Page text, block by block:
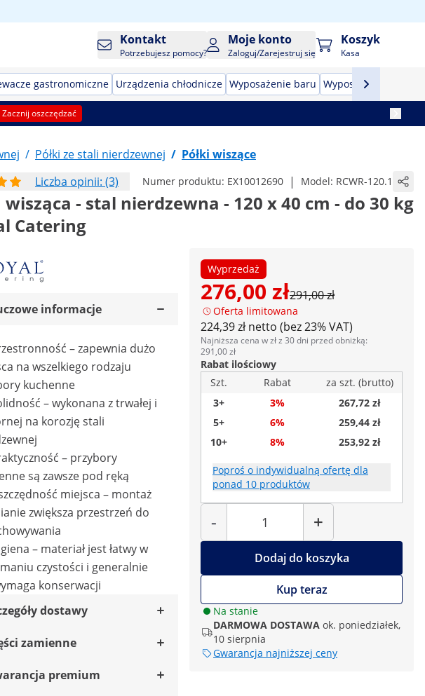
Kontakt
Potrzebujesz pomocy?
Moje konto
Zaloguj/Zarejestruj się
Koszyk
Kasa
gastronomiczne Urządzenia chłodnicze Wyposażenie baru Wyposażenie
Zacznij oszczędzać
/ Półki ze stali nierdzewnej / Półki wiszące
Liczba opinii: (3)
Numer produktu: EX10012690 | Model: RCWR-120.1
wisząca - stal nierdzewna - 120 x 40 cm - do 30 kg
Catering
Wyprzedaż
276,00 zł291,00 zł
Oferta limitowana
224,39 zł netto (bez 23% VAT)
Najniższa cena w zł z 30 dni przed obniżką:
291,00 zł
Rabat ilościowy
Szt.
Rabat
za szt. (brutto)
3+
3%
267,72 zł
5+
6%
259,44 zł
10+
8% 253,92 zł
Poproś o indywidualną ofertę dla
ponad 10 produktów
-
Liczba
+
Dodaj do koszyka
Kup teraz
Na stanie
DARMOWA DOSTAWA ok. poniedziałek,
10 sierpnia
Gwarancja najniższej ceny
informacje
– zapewnia dużo
na wszelkiego rodzaju
kuchenne
– wykonana z trwałej i
na korozję stali
– przybory
są zawsze pod ręką
miejsca – montaż
zwiększa przestrzeń do
– materiał jest łatwy w
czystości i generalnie
konserwacji
dostawy
zamienne
premium